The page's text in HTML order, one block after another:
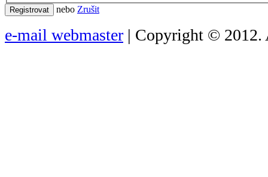
Registrovat nebo Zrušit
e-mail webmaster | Copyright © 2012.